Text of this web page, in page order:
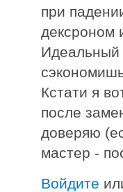
при
дексроном
Идеальный
Кстати я
после
доверяю
мастер -
Войдите